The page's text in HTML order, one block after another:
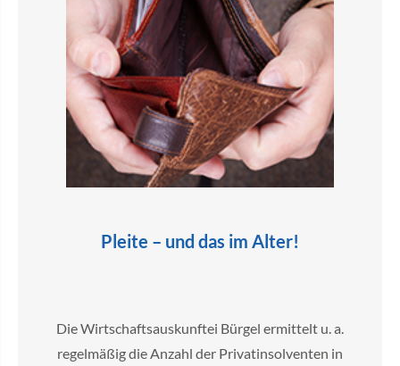
Pleite – und das im Alter!
Die Wirtschaftsauskunftei Bürgel ermittelt u. a.
regelmäßig die Anzahl der Privatinsolventen in